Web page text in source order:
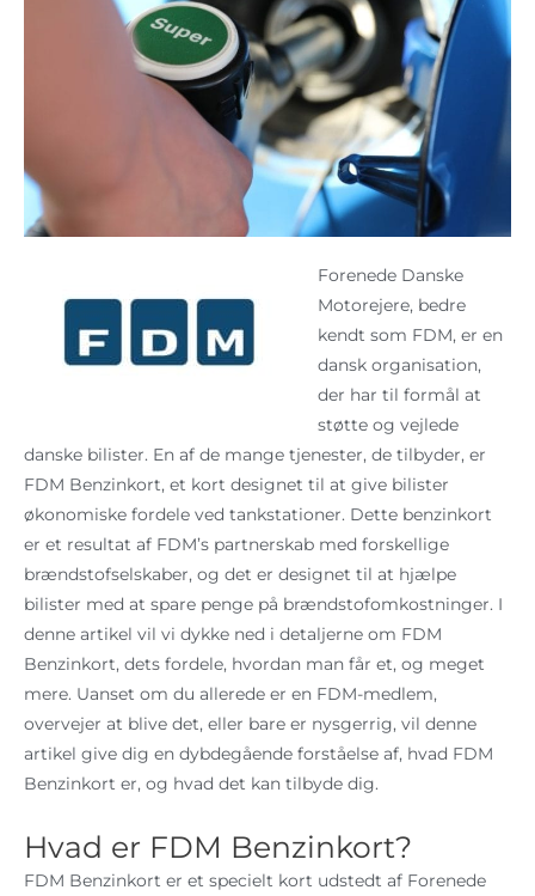
Forenede Danske
Motorejere, bedre
kendt som FDM, er en
dansk organisation,
der har til formål at
støtte og vejlede
danske bilister. En af de mange tjenester, de tilbyder, er
FDM Benzinkort, et kort designet til at give bilister
økonomiske fordele ved tankstationer. Dette benzinkort
er et resultat af FDM’s partnerskab med forskellige
brændstofselskaber, og det er designet til at hjælpe
bilister med at spare penge på brændstofomkostninger. I
denne artikel vil vi dykke ned i detaljerne om FDM
Benzinkort, dets fordele, hvordan man får et, og meget
mere. Uanset om du allerede er en FDM-medlem,
overvejer at blive det, eller bare er nysgerrig, vil denne
artikel give dig en dybdegående forståelse af, hvad FDM
Benzinkort er, og hvad det kan tilbyde dig.
Hvad er FDM Benzinkort?
FDM Benzinkort er et specielt kort udstedt af Forenede